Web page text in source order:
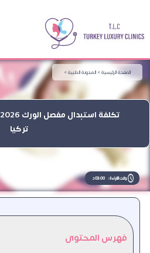
تركيا
الصفحة الرئيسية >المدونة الطبية >
وقت القراءة : 03:00 د
فهرس المحتوى